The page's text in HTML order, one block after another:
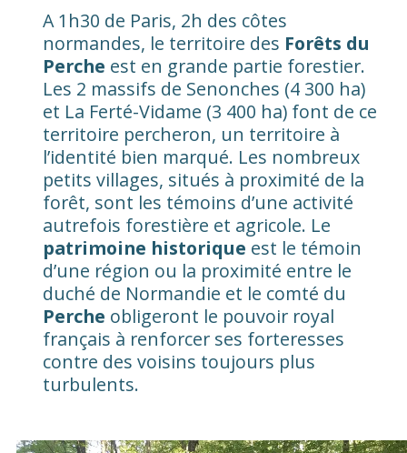
A 1h30 de Paris, 2h des côtes
normandes, le territoire des Forêts du
Perche est en grande partie forestier.
Les 2 massifs de Senonches (4 300 ha)
et La Ferté-Vidame (3 400 ha) font de ce
territoire percheron, un territoire à
l’identité bien marqué. Les nombreux
petits villages, situés à proximité de la
forêt, sont les témoins d’une activité
autrefois forestière et agricole. Le
patrimoine historique est le témoin
d’une région ou la proximité entre le
duché de Normandie et le comté du
Perche obligeront le pouvoir royal
français à renforcer ses forteresses
contre des voisins toujours plus
turbulents.